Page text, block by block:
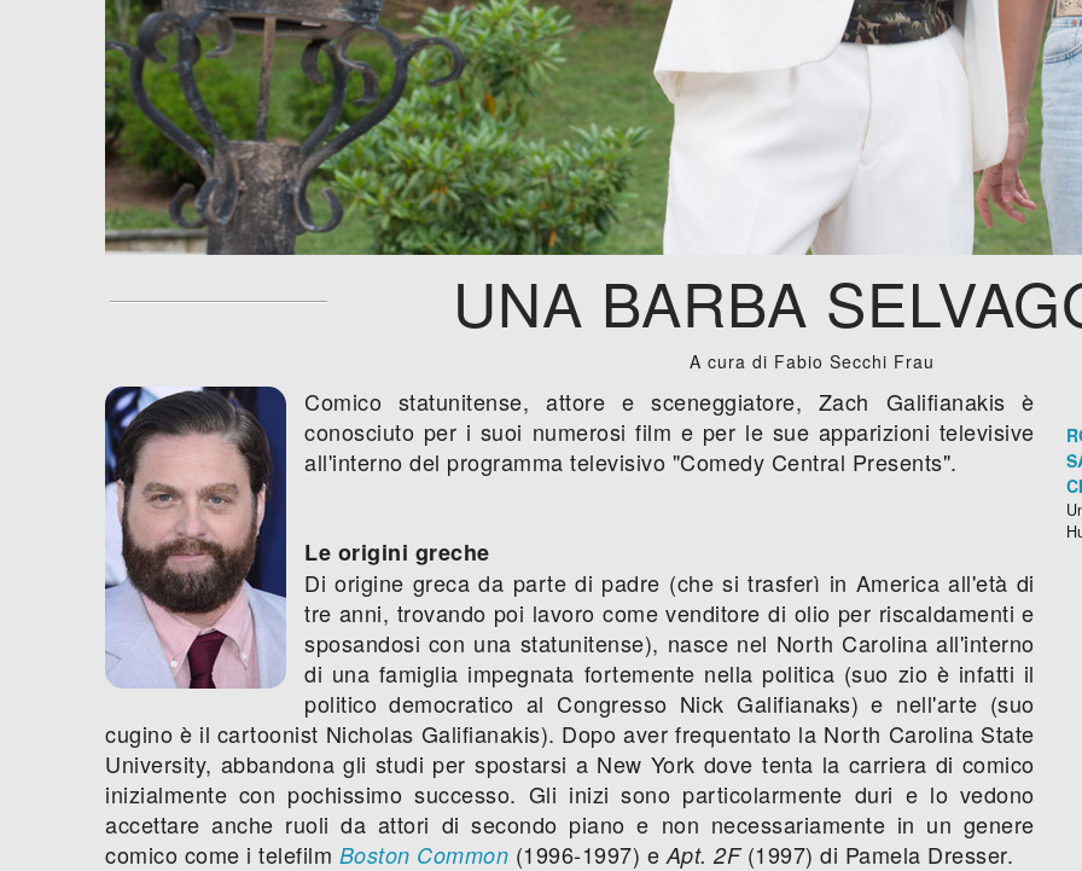
UNA BARBA
A cura di Fabio Secchi Frau
Comico statunitense, attore e sceneggiatore, Zach Galifianakis è
conosciuto per i suoi numerosi film e per le sue apparizioni televisive
all'interno del programma televisivo "Comedy Central Presents".
Le origini greche
Di origine greca da parte di padre (che si trasferì in America all'età di
tre anni, trovando poi lavoro come venditore di olio per riscaldamenti e
sposandosi con una statunitense), nasce nel North Carolina all'interno
di una famiglia impegnata fortemente nella politica (suo zio è infatti il
politico democratico al Congresso Nick Galifianaks) e nell'arte (suo
cugino è il cartoonist Nicholas Galifianakis). Dopo aver frequentato la North Carolina State
University, abbandona gli studi per spostarsi a New York dove tenta la carriera di comico
inizialmente con pochissimo successo. Gli inizi sono particolarmente duri e lo vedono
accettare anche ruoli da attori di secondo piano e non necessariamente in un genere
comico come i telefilm Boston Common (1996-1997) e Apt. 2F(1997) di Pamela Dresser.